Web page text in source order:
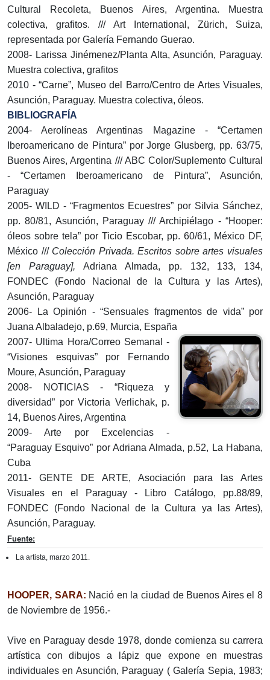
Cultural Recoleta, Buenos Aires, Argentina. Muestra
colectiva, grafitos. /// Art International, Zürich, Suiza,
representada por Galería Fernando Guerao.
2008- Larissa Jinémenez/Planta Alta, Asunción, Paraguay.
Muestra colectiva, grafitos
2010 - “Carne”, Museo del Barro/Centro de Artes Visuales,
Asunción, Paraguay. Muestra colectiva, óleos.
BIBLIOGRAFÍA
2004- Aerolíneas Argentinas Magazine - “Certamen
Iberoamericano de Pintura” por Jorge Glusberg, pp. 63/75,
Buenos Aires, Argentina /// ABC Color/Suplemento Cultural
- “Certamen Iberoamericano de Pintura”, Asunción,
Paraguay
2005- WILD - “Fragmentos Ecuestres” por Silvia Sánchez,
pp. 80/81, Asunción, Paraguay /// Archipiélago - “Hooper:
óleos sobre tela” por Ticio Escobar, pp. 60/61, México DF,
México /// Colección Privada. Escritos sobre artes visuales
[en Paraguay],Adriana Almada, pp. 132, 133, 134,
FONDEC (Fondo Nacional de la Cultura y las Artes),
Asunción, Paraguay
2006- La Opinión - “Sensuales fragmentos de vida” por
Juana Albaladejo, p.69, Murcia, España
2007- Ultima Hora/Correo Semanal -
“Visiones esquivas” por Fernando
Moure, Asunción, Paraguay
2008- NOTICIAS - “Riqueza y
diversidad” por Victoria Verlichak, p.
14, Buenos Aires, Argentina
2009- Arte por Excelencias -
“Paraguay Esquivo” por Adriana Almada, p.52, La Habana,
Cuba
2011- GENTE DE ARTE, Asociación para las Artes
Visuales en el Paraguay - Libro Catálogo, pp.88/89,
FONDEC (Fondo Nacional de la Cultura ya las Artes),
Asunción, Paraguay.
Fuente:
La artista, marzo 2011.
HOOPER, SARA: Nació en la ciudad de Buenos Aires el 8
de Noviembre de 1956.-
Vive en Paraguay desde 1978, donde comienza su carrera
artística con dibujos a lápiz que expone en muestras
individuales en Asunción, Paraguay ( Galería Sepia, 1983;